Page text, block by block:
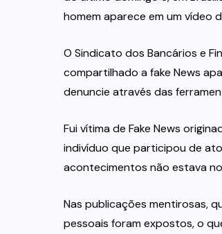
homem aparece em um vídeo
O Sindicato dos Bancários e
compartilhado a fake News
denuncie através das
Fui vítima de Fake News
indivíduo que participou de
acontecimentos não estava
Nas publicações mentirosas,
pessoais foram expostos, o